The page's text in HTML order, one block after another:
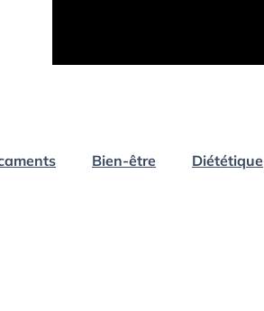
Bien-être Diététique